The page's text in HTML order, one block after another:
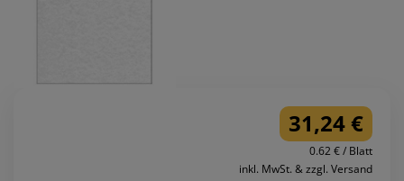
31,24 €
0.62 € / Blatt
inkl. MwSt. & zzgl. Versand